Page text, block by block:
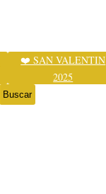
❤️ SAN VALENTIN
2025
Buscar